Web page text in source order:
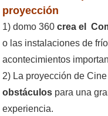
proyección
1) domo 360 crea el
o las instalaciones de
acontecimientos
2) La proyección de
obstáculos para una
experiencia.